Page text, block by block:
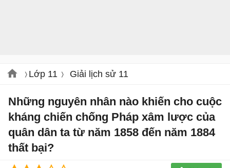
Lớp 11 Giải lịch sử 11
Những nguyên nhân nào khiến cho cuộc
kháng chiến chống Pháp xâm lược của
quân dân ta từ năm 1858 đến năm 1884
thất bại?